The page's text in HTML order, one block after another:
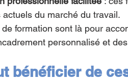
actuels du marché du travail.
formation sont là pour
personnalisé et
bénéficier de